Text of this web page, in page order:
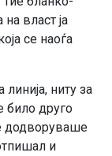
власт ја
се наоѓа
ниту за
било друго
додворуваше
и